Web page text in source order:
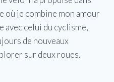
où je combine mon amour
avec celui du cyclisme,
de nouveaux
sur deux roues.